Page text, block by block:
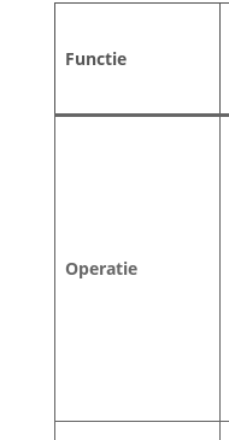
Functie
Operatie